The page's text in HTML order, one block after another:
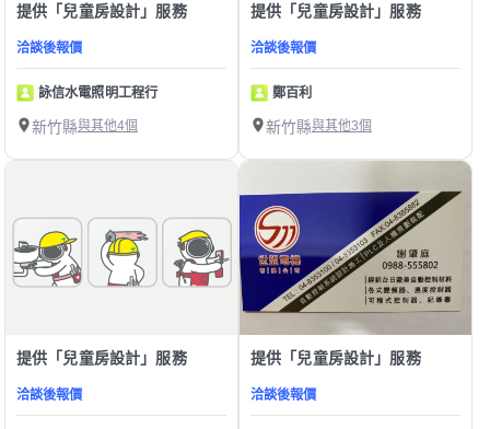
提供「兒童房設計」服務
洽談後報價
詠信水電照明工程行
新竹縣與其他4個
提供「兒童房設計」服務
洽談後報價
鄭百利
新竹縣與其他3個
提供「兒童房設計」服務
洽談後報價
提供「兒童房設計」服務
洽談後報價